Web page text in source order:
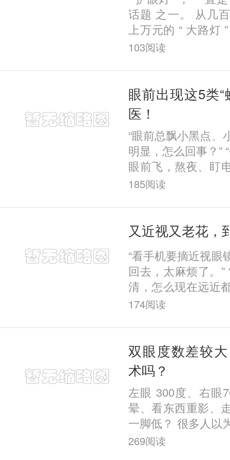
话题 之一。 从几
上万元的 “ 大路灯
眼花缭乱。 那么，
103阅读
眼前出现这5类
医！
“眼前总飘小黑点、
明显，怎么回事？”
眼前飞，熬夜、
才30岁，这样下去
185阅读
又近视又老花，
“看手机要摘近视眼
回去，太麻烦了。
清，怎么现在远近
做近视手术，会
174阅读
双眼度数差较
术吗？
左眼 300度、右眼
晕、看东西重影、
一脚低？ 很多人以
大 =不能做近视手
269阅读